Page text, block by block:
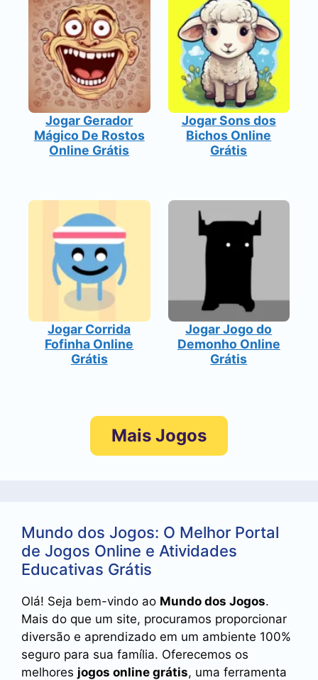
Jogar Gerador
Mágico De Rostos
Online Grátis
Jogar Sons dos
Bichos Online
Grátis
Jogar Corrida
Fofinha Online
Grátis
Jogar Jogo do
Demonho Online
Grátis
Mais Jogos
Mundo dos Jogos: O Melhor Portal
de Jogos Online e Atividades
Educativas Grátis
Olá! Seja bem-vindo ao Mundo dos Jogos.
Mais do que um site, procuramos proporcionar
diversão e aprendizado em um ambiente 100%
seguro para sua família. Oferecemos os
melhores jogos online grátis, uma ferramenta